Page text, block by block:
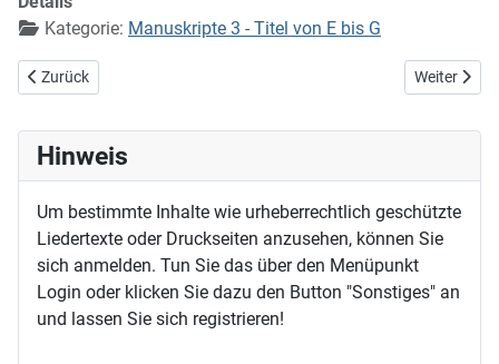
Kategorie: Manuskripte 3 - Titel von E bis G
Vorheriger Beitrag: Gelobt sei Gott, der mein Gebet
Zurück Nächster
Weiter
Hinweis
Um bestimmte Inhalte wie urheberrechtlich geschützte
Liedertexte oder Druckseiten anzusehen, können Sie
sich anmelden. Tun Sie das über den Menüpunkt
Login oder klicken Sie dazu den Button "Sonstiges" an
und lassen Sie sich registrieren!